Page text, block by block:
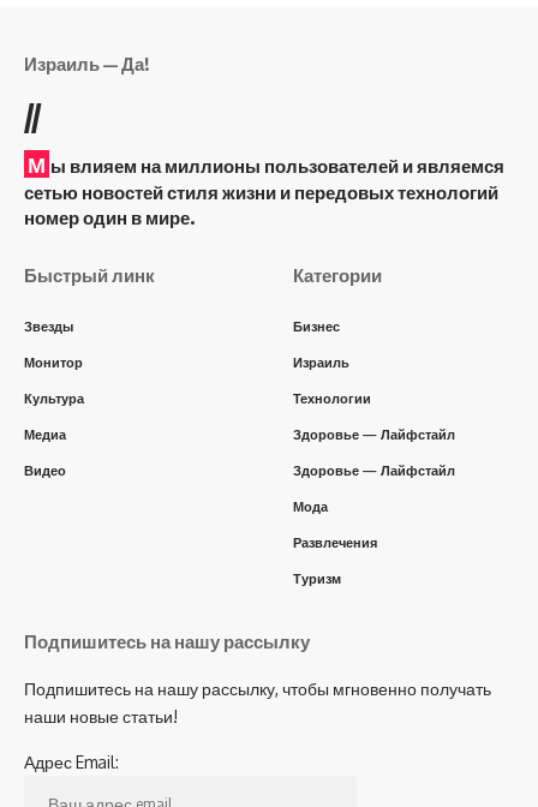
Израиль — Да!
//
М ы влияем на миллионы пользователей и являемся
сетью новостей стиля жизни и передовых технологий
номер один в мире.
Быстрый линк
Звезды
Монитор
Культура
Медиа
Видео
Категории
Бизнес
Израиль
Технологии
Здоровье — Лайфстайл
Здоровье — Лайфстайл
Мода
Развлечения
Туризм
Подпишитесь на нашу рассылку
Подпишитесь на нашу рассылку, чтобы мгновенно получать
наши новые статьи!
Адрес Email: